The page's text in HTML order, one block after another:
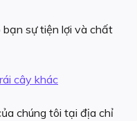
bạn sự tiện lợi và chất
cây khác
chúng tôi tại địa chỉ